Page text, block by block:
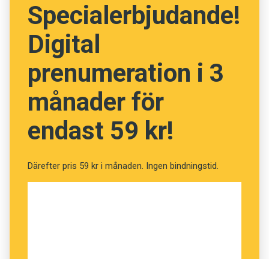
Specialerbjudande!
Digital
prenumeration i 3
månader för
endast 59 kr!
Därefter pris 59 kr i månaden. Ingen bindningstid.